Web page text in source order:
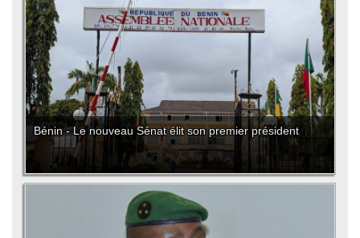
Bénin - Le nouveau Sénat élit son premier président